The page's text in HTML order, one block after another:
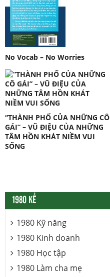
No Vocab – No Worries
“THÀNH PHỐ CỦA NHỮNG CÔ
GÁI” – VŨ ĐIỆU CỦA NHỮNG
TÂM HỒN KHÁT NIỀM VUI
SỐNG
1980 KỂ
1980 Kỹ năng
1980 Kinh doanh
1980 Học tập
1980 Làm cha mẹ